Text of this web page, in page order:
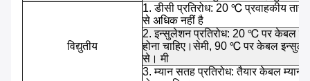
विद्युतीय
1. डीसी प्रतिरोध: 20 ℃ प्रवाहकीय
से अधिक नहीं है
2. इन्सुलेशन प्रतिरोध: 20 ℃ पर केबल
होना चाहिए।सेमी, 90 ℃ पर केबल
से। मी
3. म्यान सतह प्रतिरोध: तैयार केबल